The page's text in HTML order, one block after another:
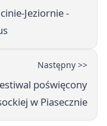
Jeziornie -
Następny >>
poświęcony
w Piasecznie